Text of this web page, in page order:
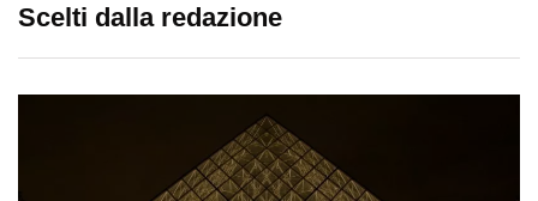
Scelti dalla redazione